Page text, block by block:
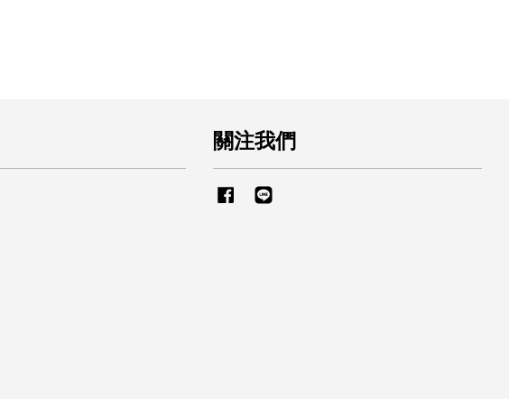
關注我們
Facebook